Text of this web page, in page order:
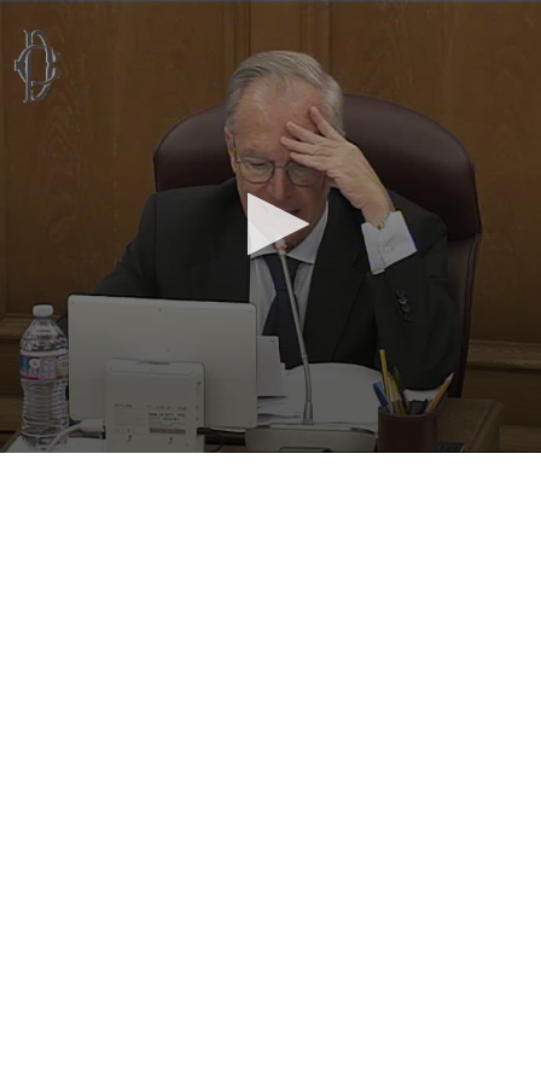
WebTV Camera dei Deputati
Vai al menu di navigazione
Fine contenuto
Vai al contenuto principale Vai al menu di navigazione